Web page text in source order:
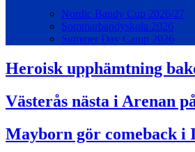
Nordic Bandy Cup 2026/27
Sommarbandyskola 2026
Summer Day Camp 2026
Heroisk upphämtning
Västerås nästa i Arenan
Mayborn gör comeback i